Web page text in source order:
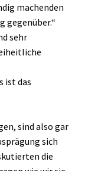
machenden
gegenüber.“
sehr
ist das
sind also gar
sich
die